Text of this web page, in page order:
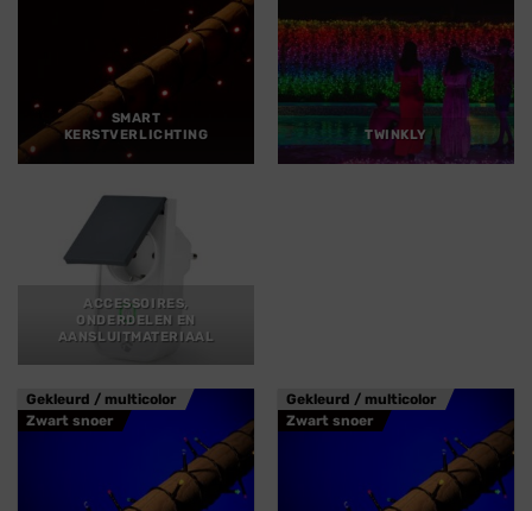
SMART
KERSTVERLICHTING
TWINKLY
ACCESSOIRES,
ONDERDELEN EN
AANSLUITMATERIAAL
Gekleurd / multicolor
Zwart snoer
Gekleurd / multicolor
Zwart snoer